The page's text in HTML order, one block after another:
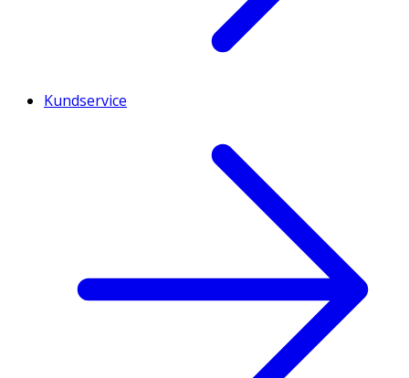
Kundservice